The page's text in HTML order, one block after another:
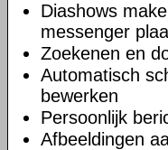
Diashows
messenger
Zoekenen en
Automatisch
bewerken
Persoonlijk
Afbeeldingen